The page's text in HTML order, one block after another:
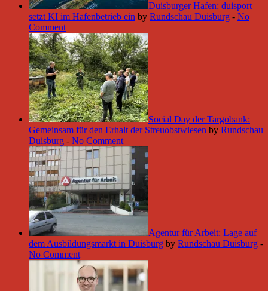
Duisburger Hafen: duisport
setzt KI im Hafenbetrieb ein by Rundschau Duisburg - No
Comment
Social Day der Targobank:
Gemeinsam für den Erhalt der Streuobstwiesen by Rundschau
Duisburg - No Comment
Agentur für Arbeit: Lage auf
dem Ausbildungsmarkt in Duisburg by Rundschau Duisburg -
No Comment